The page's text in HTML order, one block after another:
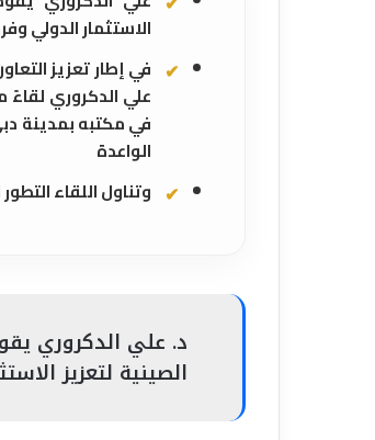
الاستثمار الدولي
في إطار تعزيز
علي الدكروري
في مكتبه بمدينة
الواعدة
وتناول اللقاء
الصينية لتعزيز